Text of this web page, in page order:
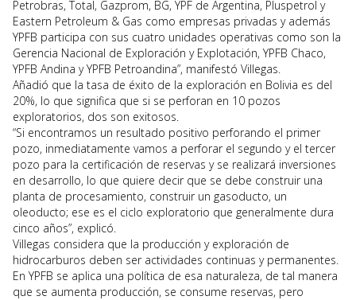
Petrobras, Total, Gazprom, BG, YPF de Argentina, Pluspetrol y
Eastern Petroleum & Gas como empresas privadas y además
YPFB participa con sus cuatro unidades operativas como son la
Gerencia Nacional de Exploración y Explotación, YPFB Chaco,
YPFB Andina y YPFB Petroandina”, manifestó Villegas.
Añadió que la tasa de éxito de la exploración en Bolivia es del
20%, lo que significa que si se perforan en 10 pozos
exploratorios, dos son exitosos.
“Si encontramos un resultado positivo perforando el primer
pozo, inmediatamente vamos a perforar el segundo y el tercer
pozo para la certificación de reservas y se realizará inversiones
en desarrollo, lo que quiere decir que se debe construir una
planta de procesamiento, construir un gasoducto, un
oleoducto; ese es el ciclo exploratorio que generalmente dura
cinco años”, explicó.
Villegas considera que la producción y exploración de
hidrocarburos deben ser actividades continuas y permanentes.
En YPFB se aplica una política de esa naturaleza, de tal manera
que se aumenta producción, se consume reservas, pero